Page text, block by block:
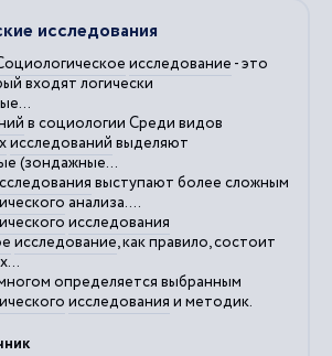
исследования
исследование - это
входят логически
в социологии Среди видов
исследований выделяют
(зондажные...
выступают более сложным
анализа....
исследования
исследование, как правило, состоит
определяется выбранным
исследования и методик.